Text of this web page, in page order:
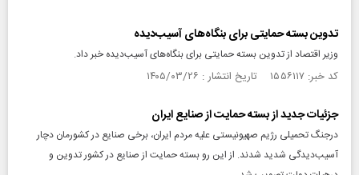
تدوین بسته حمایتی برای بنگاه‌های آسیب‌دیده
وزیر اقتصاد از تدوین بسته حمایتی برای بنگاه‌های آسیب‌دیده خبر داد.
کد خبر: ۱۵۵۶۱۱۷ تاریخ انتشار : ۱۴۰۵/۰۳/۲۶
جزئیات جدید از بسته حمایت از صنایع ایران
درجنگ تحمیلی رژیم صهیونیستی علیه مردم ایران، برخی صنایع در کشورمان دچار
آسیب‌دیدگی شدید شدند. از این رو بسته حمایت از صنایع در کشور تدوین و